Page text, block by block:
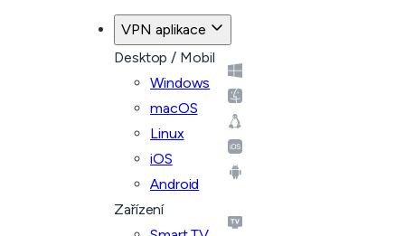
VPN aplikace
Desktop / Mobil
Windows
macOS
Linux
iOS
Android
Zařízení